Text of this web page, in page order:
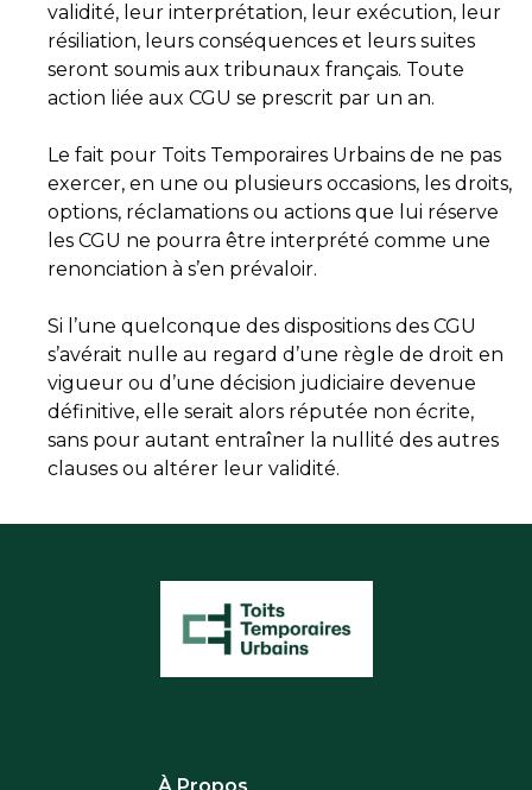
validité, leur interprétation, leur exécution, leur
résiliation, leurs conséquences et leurs suites
seront soumis aux tribunaux français. Toute
action liée aux CGU se prescrit par un an.
Le fait pour Toits Temporaires Urbains de ne pas
exercer, en une ou plusieurs occasions, les droits,
options, réclamations ou actions que lui réserve
les CGU ne pourra être interprété comme une
renonciation à s’en prévaloir.
Si l’une quelconque des dispositions des CGU
s’avérait nulle au regard d’une règle de droit en
vigueur ou d’une décision judiciaire devenue
définitive, elle serait alors réputée non écrite,
sans pour autant entraîner la nullité des autres
clauses ou altérer leur validité.